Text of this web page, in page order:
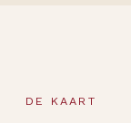
DE KAART